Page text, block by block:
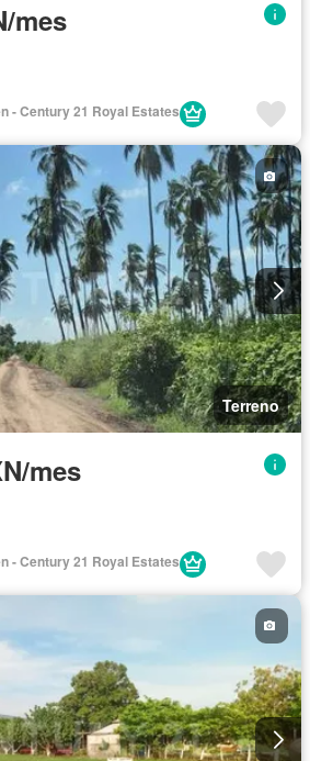
mes
- Century 21 Royal Estates
Terreno
mes
- Century 21 Royal Estates